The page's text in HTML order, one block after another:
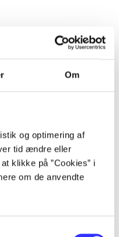
Om
og optimering af
tid ændre eller
klikke på ”Cookies” i
om de anvendte